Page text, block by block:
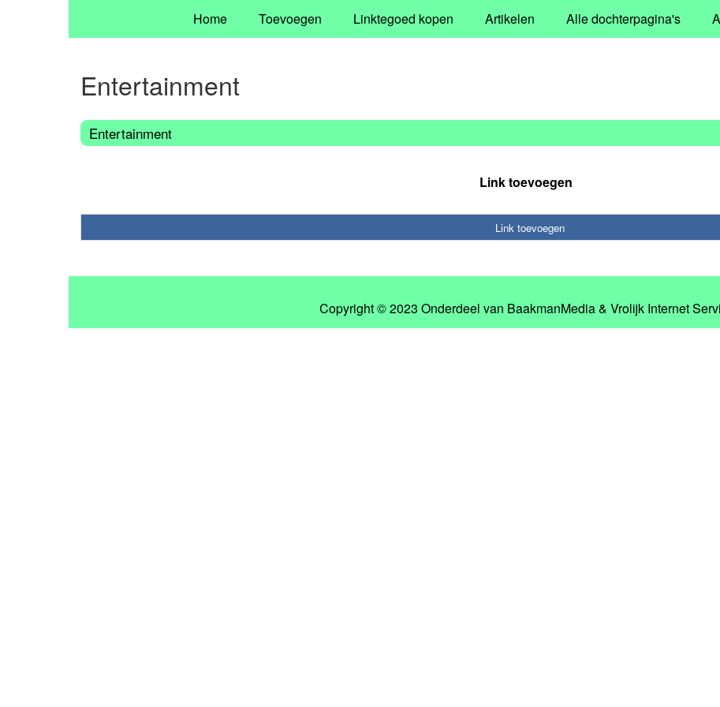
Home Toevoegen Linktegoed kopen Artikelen Alle dochterpagina's
Entertainment
Entertainment
Link toevoegen
Link toevoegen
Copyright © 2023 Onderdeel van BaakmanMedia& Vrolijk Internet